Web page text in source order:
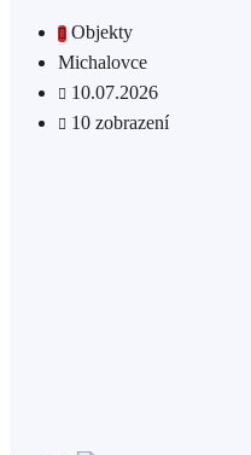
Objekty
Michalovce
10.07.2026
10 zobrazení